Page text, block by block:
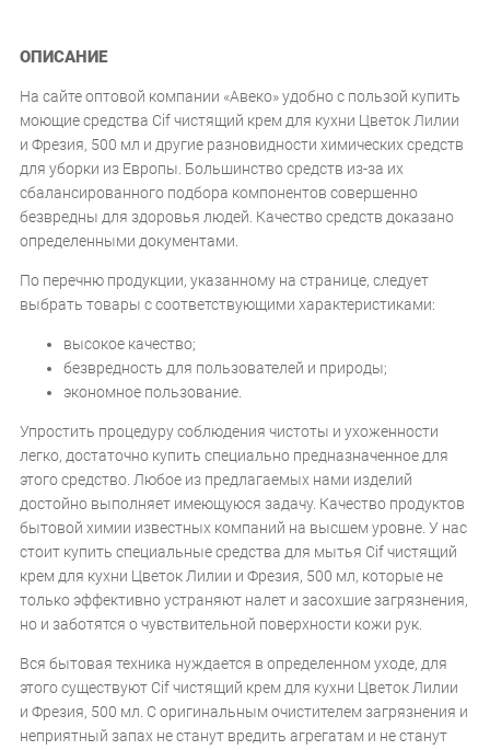
ОПИСАНИЕ
На сайте оптовой компании «Авеко» удобно с пользой купить
моющие средства Cif чистящий крем для кухни Цветок Лилии
и Фрезия, 500 мл и другие разновидности химических средств
для уборки из Европы. Большинство средств из-за их
сбалансированного подбора компонентов совершенно
безвредны для здоровья людей. Качество средств доказано
определенными документами.
По перечню продукции, указанному на странице, следует
выбрать товары с соответствующими характеристиками:
высокое качество;
безвредность для пользователей и природы;
экономное пользование.
Упростить процедуру соблюдения чистоты и ухоженности
легко, достаточно купить специально предназначенное для
этого средство. Любое из предлагаемых нами изделий
достойно выполняет имеющуюся задачу. Качество продуктов
бытовой химии известных компаний на высшем уровне. У нас
стоит купить специальные средства для мытья Cif чистящий
крем для кухни Цветок Лилии и Фрезия, 500 мл, которые не
только эффективно устраняют налет и засохшие загрязнения,
но и заботятся о чувствительной поверхности кожи рук.
Вся бытовая техника нуждается в определенном уходе, для
этого существуют Cif чистящий крем для кухни Цветок Лилии
и Фрезия, 500 мл. С оригинальным очистителем загрязнения и
неприятный запах не станут вредить агрегатам и не станут